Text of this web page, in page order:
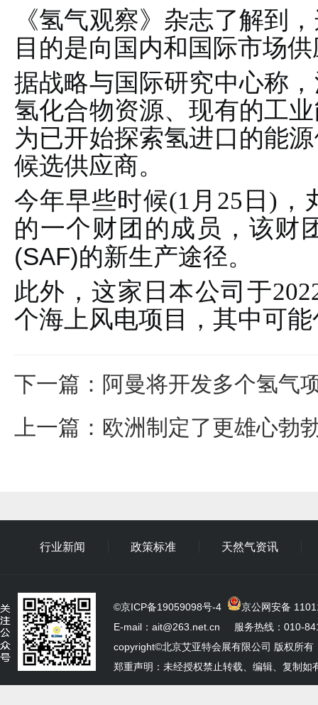
《氢气观察》杂志了解到
目的是向国内和国际市场
据战略与国际研究中心称
氢化合物资源、现有的工
为已开始探索氢进口的能
候选供应商。
今年早些时候(1月25日)，
的一个财团的成员，该财
(SAF)的新生产途径。
此外，这家日本公司于
个海上风电项目，其中可
下一篇 ： 阿曼将开发多个氢气
上一篇 ： 欧洲制定了更雄心勃
行业新闻 政策标准 天然气资讯
©京ICP备19059098号-4
京公网安备
E-mail：ait@263.net.cn 服务热线：010-
copyright©北京艾亚特会展有限公司 版权所有
郑重声明：未经授权禁止转载、编辑、复制如